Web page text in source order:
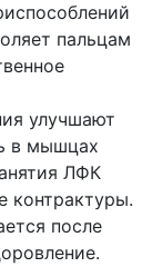
пальцам
улучшают
в мышцах
ЛФК
контрактуры.
после